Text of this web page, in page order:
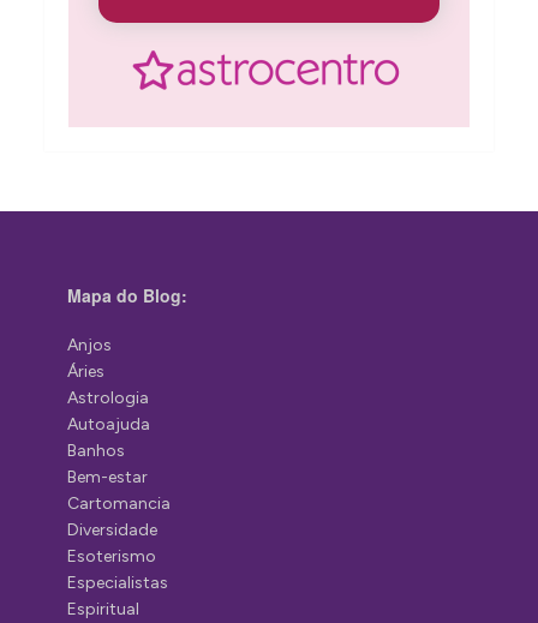
Mapa do Blog:
Anjos
Áries
Astrologia
Autoajuda
Banhos
Bem-estar
Cartomancia
Diversidade
Esoterismo
Especialistas
Espiritual